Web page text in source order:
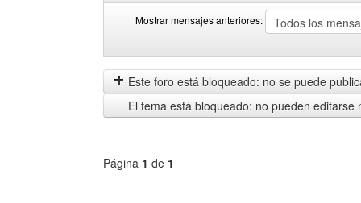
Mostrar mensajes anteriores:
mensajes
anteriores
by
Este foro está bloqueado: no se puede
El tema está bloqueado: no pueden editarse
Página 1 de 1